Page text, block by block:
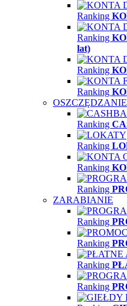
Ranking
Ranking
lat)
Ranking
Ranking
OSZCZĘDZANIE
Ranking
Ranking
Ranking
Ranking
ZARABIANIE
Ranking
Ranking
Ranking
Ranking